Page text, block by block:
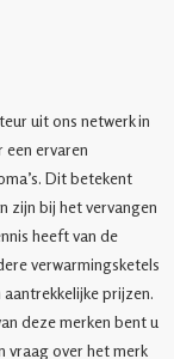
uit ons netwerk in
ervaren
Dit betekent
zijn bij het vervangen
heeft van de
verwarmingsketels
prijzen.
deze merken bent u
vraag over het merk